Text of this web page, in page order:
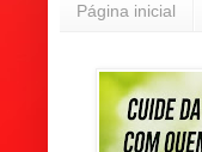
Página inicial